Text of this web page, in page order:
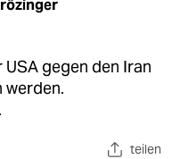
gegen den Iran
werden.
teilen